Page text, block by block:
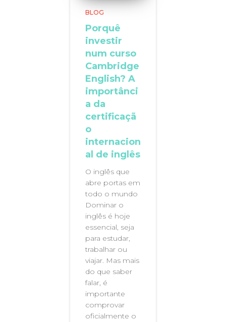
BLOG
Porquê
investir
num curso
Cambridge
English? A
importânci
a da
certificaçã
o
internacion
al de inglês
O inglês que
abre portas em
todo o mundo
Dominar o
inglês é hoje
essencial, seja
para estudar,
trabalhar ou
viajar. Mas mais
do que saber
falar, é
importante
comprovar
oficialmente o